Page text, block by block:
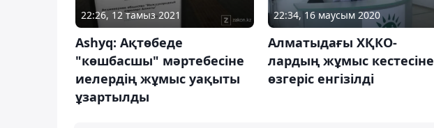
22:26, 12 тамыз 2021
Ashyq: Ақтөбеде
"көшбасшы" мәртебесіне
иелердің жұмыс уақыты
ұзартылды
22:34, 16 маусым 2020
Алматыдағы ХҚКО-
лардың жұмыс кестесіне
өзгеріс енгізілді